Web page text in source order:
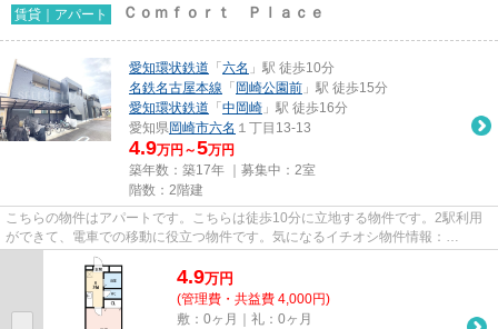
賃貸｜アパート Ｃｏｍｆｏｒｔ Ｐｌａｃｅ
愛知環状鉄道 「 六名 」駅 徒歩10分
名鉄名古屋本線 「 岡崎公園前 」駅 徒歩15分
愛知環状鉄道 「 中岡崎 」駅 徒歩16分
愛知県岡崎市六名 １丁目13-13
4.9万円～5万円
築年数：築17年 ｜募集中： 2室
階数：2階建
こちらの物件はアパートです。こちらは徒歩10分に立地する物件です。2駅利用
ができて、電車での移動に役立つ物件です。気になるイチオシ物件情報：
「Comfort Place」。セレクトホーム...
4.9万円
(管理費・共益費 4,000円)
敷：0ヶ月｜礼：0ヶ月